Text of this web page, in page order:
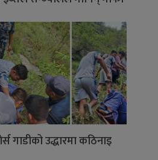
गाडीको उद्धारमा कठिनाइ